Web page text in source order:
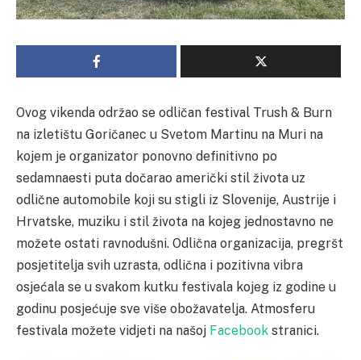
Ovog vikenda održao se odličan festival Trush & Burn
na izletištu Goričanec u Svetom Martinu na Muri na
kojem je organizator ponovno definitivno po
sedamnaesti puta dočarao američki stil života uz
odlične automobile koji su stigli iz Slovenije, Austrije i
Hrvatske, muziku i stil života na kojeg jednostavno ne
možete ostati ravnodušni. Odlična organizacija, pregršt
posjetitelja svih uzrasta, odlična i pozitivna vibra
osjećala se u svakom kutku festivala kojeg iz godine u
godinu posjećuje sve više obožavatelja. Atmosferu
festivala možete vidjeti na našoj Facebook stranici.